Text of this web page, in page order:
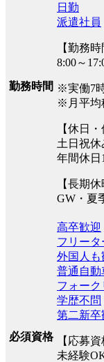
勤務時間
日勤
派遣社員
【勤務時
8:00～
※実働7
※月平均
【休日・
土日祝休
年間休日
【長期休
GW・夏
必須資格
高卒歓迎
フリータ
外国人も
普通自動
フォー
学歴不問
第二新卒
【応募資
未経験